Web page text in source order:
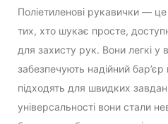
Поліетиленові рукавички —
тих, хто шукає просте,
для захисту рук. Вони легкі у
забезпечують надійний бар’єр
підходять для швидких
універсальності вони стали